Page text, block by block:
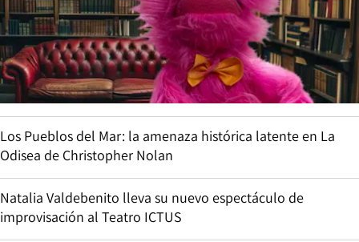
Los Pueblos del Mar: la amenaza histórica latente en La
Odisea de Christopher Nolan
Natalia Valdebenito lleva su nuevo espectáculo de
improvisación al Teatro ICTUS